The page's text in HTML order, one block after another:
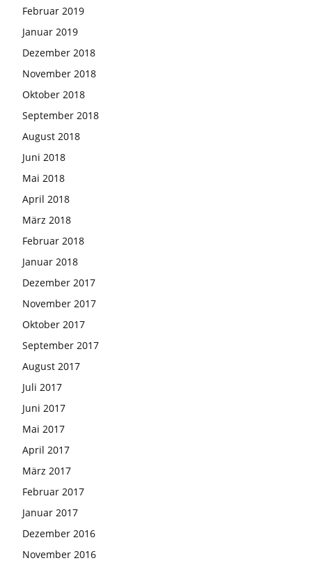
Februar 2019
Januar 2019
Dezember 2018
November 2018
Oktober 2018
September 2018
August 2018
Juni 2018
Mai 2018
April 2018
März 2018
Februar 2018
Januar 2018
Dezember 2017
November 2017
Oktober 2017
September 2017
August 2017
Juli 2017
Juni 2017
Mai 2017
April 2017
März 2017
Februar 2017
Januar 2017
Dezember 2016
November 2016